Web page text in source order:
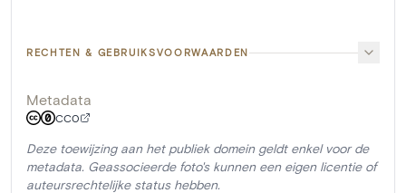
RECHTEN & GEBRUIKSVOORWAARDEN
Metadata
CC0
Deze toewijzing aan het publiek domein geldt enkel voor de
metadata. Geassocieerde foto's kunnen een eigen licentie of
auteursrechtelijke status hebben.